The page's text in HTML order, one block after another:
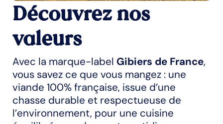
Découvrez nos
valeurs
Avec la marque-label Gibiers de France,
vous savez ce que vous mangez : une
viande 100% française, issue d’une
chasse durable et respectueuse de
l’environnement, pour une cuisine